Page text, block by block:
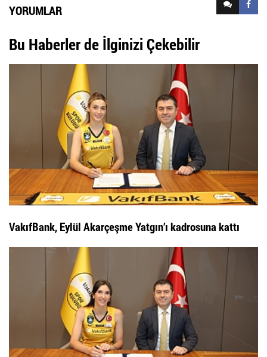
YORUMLAR
Bu Haberler de İlginizi Çekebilir
VakıfBank, Eylül Akarçeşme Yatgın’ı kadrosuna kattı